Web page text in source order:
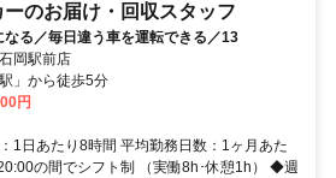
のお届け・回収スタッフ
る／毎日違う車を運転できる／13
岡駅前店
」から徒歩5分
円
1日あたり8時間 平均勤務日数：1ヶ月あた
の間でシフト制 （実働8h･休憩1h） ◆週